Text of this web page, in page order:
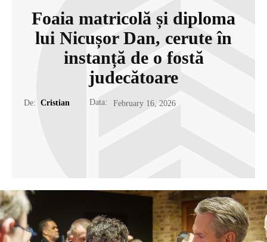
Foaia matricolă și diploma
lui Nicușor Dan, cerute în
instanță de o fostă
judecătoare
De: Cristian Data: February 16, 2026